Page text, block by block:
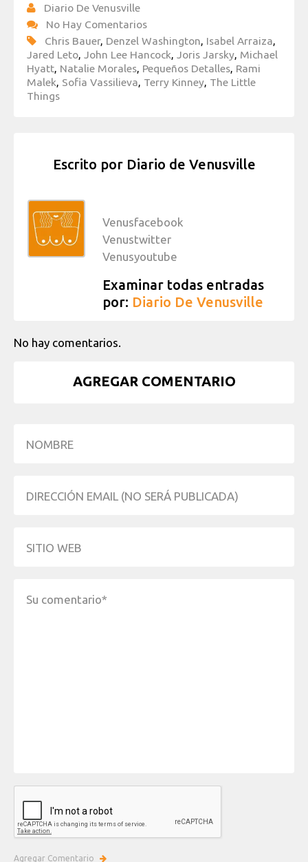
Diario De Venusville
No Hay Comentarios
Chris Bauer, Denzel Washington, Isabel Arraiza,
Jared Leto, John Lee Hancock, Joris Jarsky, Michael
Hyatt, Natalie Morales, Pequeños Detalles, Rami
Malek, Sofia Vassilieva, Terry Kinney, The Little
Things
Escrito por Diario de Venusville
Venusfacebook
Venustwitter
Venusyoutube
Examinar todas entradas
por: Diario De Venusville
No hay comentarios.
AGREGAR COMENTARIO